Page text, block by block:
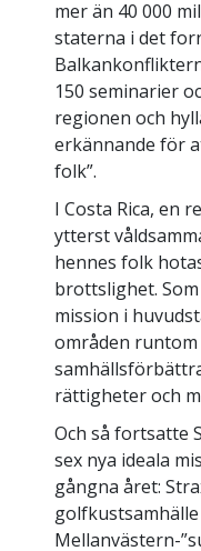
mer än 40 000
staterna i det
150 seminarier
regionen och
erkännande för
folk”.
I Costa Rica, en
ytterst
hennes folk
brottslighet.
mission i
områden runtom
rättigheter och
Och så fortsatte
sex nya ideala
gångna året:
Mellanvästern-